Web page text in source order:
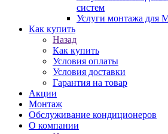
систем
Услуги монтажа для
Как купить
Назад
Как купить
Условия оплаты
Условия доставки
Гарантия на товар
Акции
Монтаж
Обслуживание кондиционеров
О компании